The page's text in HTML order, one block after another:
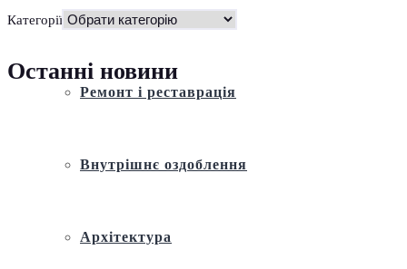
Історія
Ремонт і реставрація
Внутрішнє оздоблення
Архітектура
Категорії
Останні новини